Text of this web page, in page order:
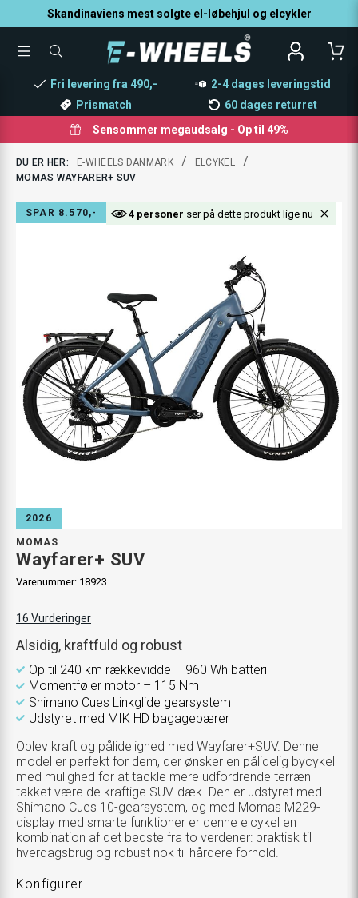
Skandinaviens mest solgte el-løbehjul og elcykler
TOGGLESØG
Fri levering fra 490,-
2-4 dages leveringstid
Prismatch
60 dages returret
Sensommer megaudsalg - Op til 49%
DU ER HER: E-WHEELS DANMARK / ELCYKEL /
MOMAS WAYFARER+ SUV
SPAR 8.570,- 4 personer ser på dette produkt lige nu
2026
MOMAS
Wayfarer+ SUV
Varenummer: 18923
16 Vurderinger
Alsidig, kraftfuld og robust
Op til 240 km rækkevidde – 960 Wh batteri
Momentføler motor – 115 Nm
Shimano Cues Linkglide gearsystem
Udstyret med MIK HD bagagebærer
Oplev kraft og pålidelighed med Wayfarer+SUV. Denne
model er perfekt for dem, der ønsker en pålidelig bycykel
med mulighed for at tackle mere udfordrende terræn
takket være de kraftige SUV-dæk. Den er udstyret med
Shimano Cues 10-gearsystem, og med Momas M229-
display med smarte funktioner er denne elcykel en
kombination af det bedste fra to verdener: praktisk til
hverdagsbrug og robust nok til hårdere forhold.
Konfigurer